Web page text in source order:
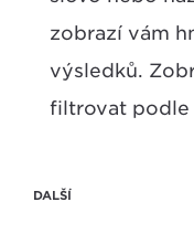
zobrazí vám
výsledků.
filtrovat podle
DALŠÍ